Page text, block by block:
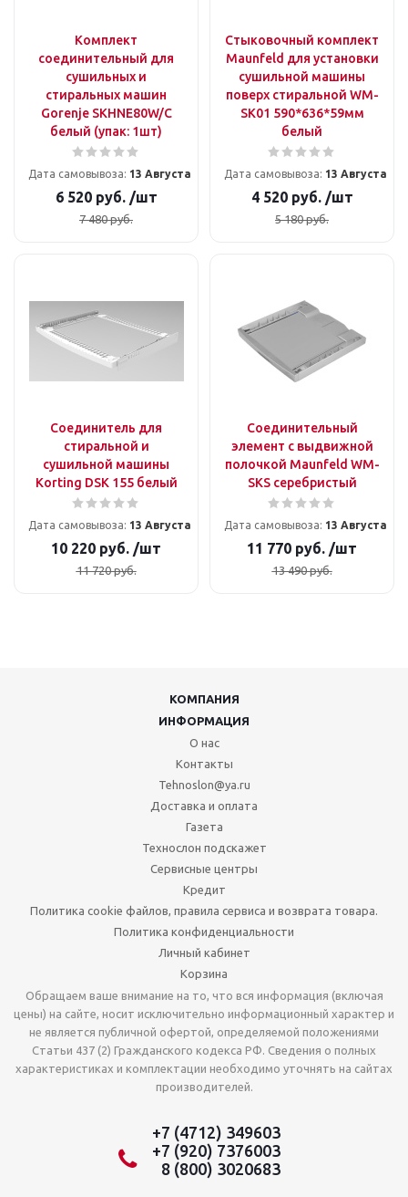
Комплект
соединительный для
сушильных и
стиральных машин
Gorenje SKHNE80W/C
белый (упак: 1шт)
Дата самовывоза: 13 Августа
6 520руб. /шт
7 480руб.
Стыковочный комплект
Maunfeld для установки
сушильной машины
поверх стиральной WM-
SK01 590*636*59мм
белый
Дата самовывоза: 13 Августа
4 520руб. /шт
5 180руб.
Соединитель для
стиральной и
сушильной машины
Korting DSK 155 белый
Дата самовывоза: 13 Августа
10 220 руб. /шт
11 720руб.
Соединительный
элемент с выдвижной
полочкой Maunfeld WM-
SKS серебристый
Дата самовывоза: 13 Августа
11 770 руб. /шт
13 490руб.
КОМПАНИЯ
ИНФОРМАЦИЯ
О нас
Контакты
Tehnoslon@ya.ru
Доставка и оплата
Газета
Технослон подскажет
Сервисные центры
Кредит
Политика cookie файлов, правила сервиса и возврата товара.
Политика конфиденциальности
Личный кабинет
Корзина
Обращаем ваше внимание на то, что вся информация (включая
цены) на сайте, носит исключительно информационный характер и
не является публичной офертой, определяемой положениями
Статьи 437 (2) Гражданского кодекса РФ. Сведения о полных
характеристиках и комплектации необходимо уточнять на сайтах
производителей.
+7 (4712) 349603
+7 (920) 7376003
8 (800) 3020683